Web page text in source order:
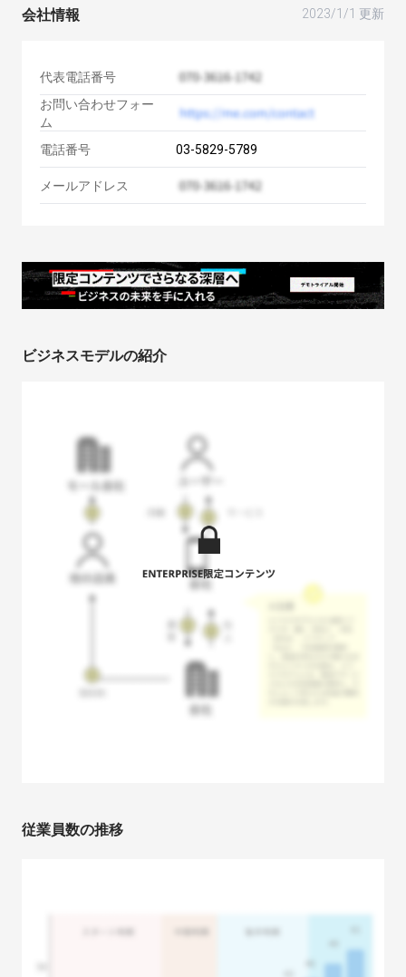
会社情報 2023/1/1 更新
代表電話番号
お問い合わせフォー
ム
電話番号
03-5829-5789
メールアドレス
ビジネスモデルの紹介
従業員数の推移